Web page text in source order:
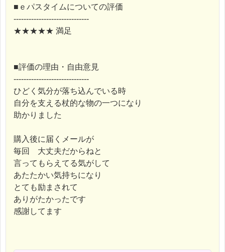
■ｅパスタイムについての評価
------------------------------
★★★★★ 満足
■評価の理由・自由意見
------------------------------
ひどく気分が落ち込んでいる時
自分を支える杖的な物の一つになり
助かりました
購入後に届くメールが
毎回 大丈夫だからねと
言ってもらえてる気がして
あたたかい気持ちになり
とても励まされて
ありがたかったです
感謝してます